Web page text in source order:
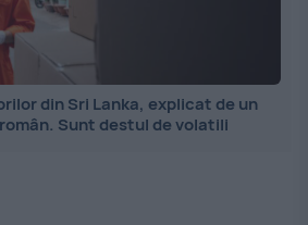
din Sri Lanka, explicat de un
Sunt destul de volatili